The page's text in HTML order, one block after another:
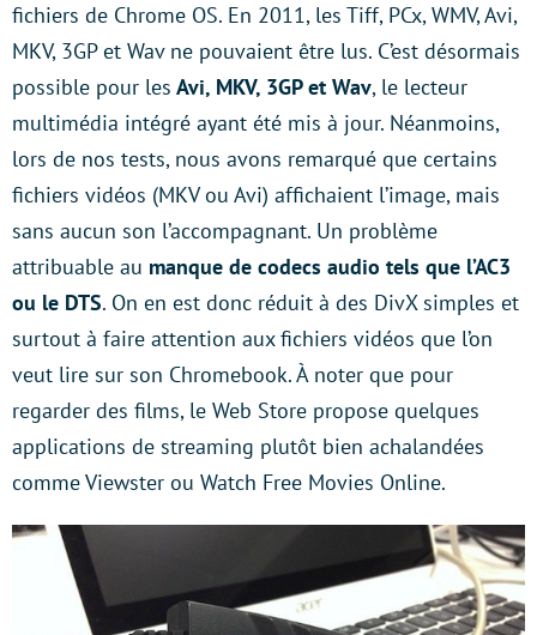
fichiers de Chrome OS. En 2011, les Tiff, PCx, WMV, Avi,
MKV, 3GP et Wav ne pouvaient être lus. C’est désormais
possible pour les Avi, MKV, 3GP et Wav, le lecteur
multimédia intégré ayant été mis à jour. Néanmoins,
lors de nos tests, nous avons remarqué que certains
fichiers vidéos (MKV ou Avi) affichaient l’image, mais
sans aucun son l’accompagnant. Un problème
attribuable au manque de codecs audio tels que l’AC3
ou le DTS. On en est donc réduit à des DivX simples et
surtout à faire attention aux fichiers vidéos que l’on
veut lire sur son Chromebook. À noter que pour
regarder des films, le Web Store propose quelques
applications de streaming plutôt bien achalandées
comme Viewster ou Watch Free Movies Online.